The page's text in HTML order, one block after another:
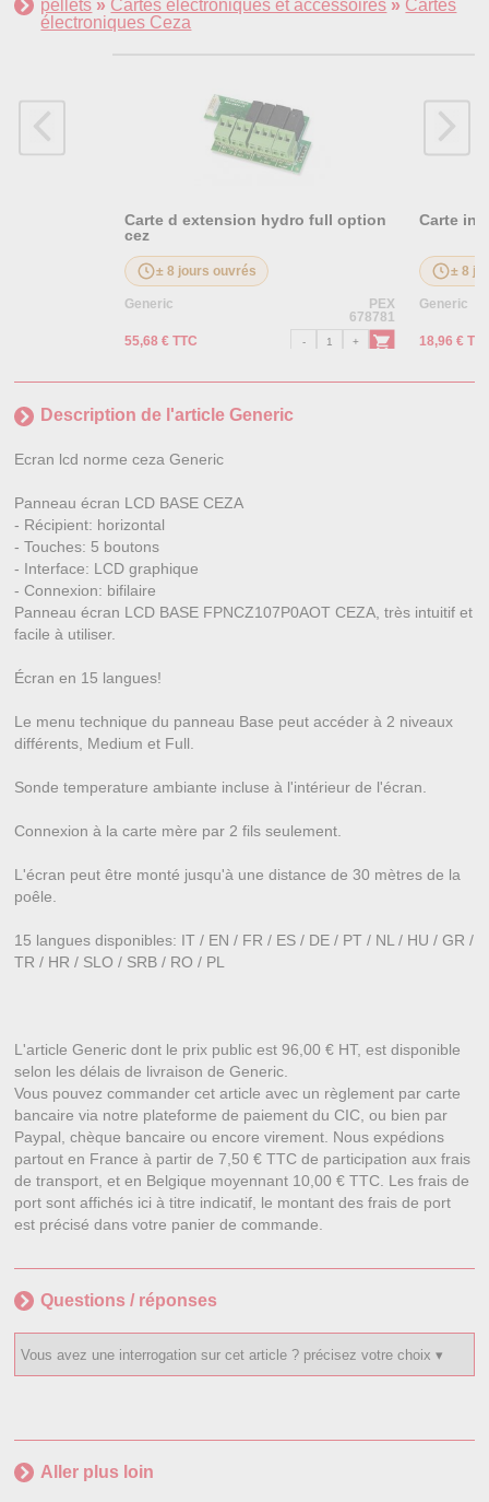
pellets » Cartes électroniques et accessoires » Cartes
électroniques Ceza
Carte d extension hydro full option
cez
± 8 jours ouvrés
Generic
PEX
678781
55,68 € TTC
Carte
± 8
Generic
18,96 €
Description de l'article Generic
Ecran lcd norme ceza Generic
Panneau écran LCD BASE CEZA
- Récipient: horizontal
- Touches: 5 boutons
- Interface: LCD graphique
- Connexion: bifilaire
Panneau écran LCD BASE FPNCZ107P0AOT CEZA, très intuitif et
facile à utiliser.
Écran en 15 langues!
Le menu technique du panneau Base peut accéder à 2 niveaux
différents, Medium et Full.
Sonde temperature ambiante incluse à l'intérieur de l'écran.
Connexion à la carte mère par 2 fils seulement.
L'écran peut être monté jusqu'à une distance de 30 mètres de la
poêle.
15 langues disponibles: IT / EN / FR / ES / DE / PT / NL / HU / GR /
TR / HR / SLO / SRB / RO / PL
L'article Generic dont le prix public est 96,00 € HT, est disponible
selon les délais de livraison de Generic.
Vous pouvez commander cet article avec un règlement par carte
bancaire via notre plateforme de paiement du CIC, ou bien par
Paypal, chèque bancaire ou encore virement. Nous expédions
partout en France à partir de 7,50 € TTC de participation aux frais
de transport, et en Belgique moyennant 10,00 € TTC. Les frais de
port sont affichés ici à titre indicatif, le montant des frais de port
est précisé dans votre panier de commande.
Questions / réponses
Aller plus loin